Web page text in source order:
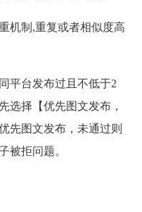
机制,重复或者相似度高
平台发布过且不低于2
选择【优先图文发布，
先图文发布，未通过则
被拒问题。